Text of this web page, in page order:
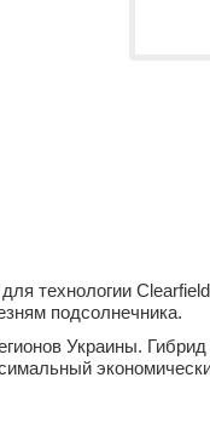
технологии
подсолнечника.
Украины.